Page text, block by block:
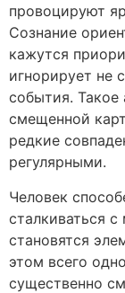
провоцируют
Сознание
кажутся
игнорирует не
события.
смещенной
редкие
регулярными.
Человек
сталкиваться
становятся
этом всего
существенно